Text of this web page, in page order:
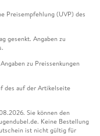
Preisempfehlung (UVP) des
gesenkt. Angaben zu
zu Preissenkungen
des auf der Artikelseite
Sie können den
Keine Bestellung
ist nicht gültig für